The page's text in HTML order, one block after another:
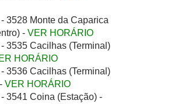
3528 Monte da Caparica
- VER HORÁRIO
3535 Cacilhas (Terminal)
HORÁRIO
3536 Cacilhas (Terminal)
VER HORÁRIO
3541 Coina (Estação) -